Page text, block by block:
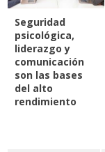
Seguridad
psicológica,
liderazgo y
comunicación
son las bases
del alto
rendimiento